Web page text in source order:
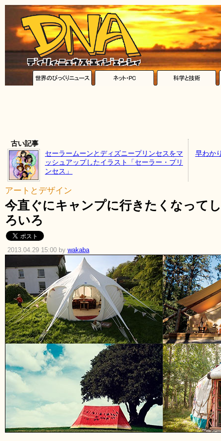
古い記事
セーラームーンとディズニープリンセスをマ
ッシュアップしたイラスト「セーラー・プリ
ンセス」
早わか
アートとデザイン
今直ぐにキャンプに行きたくなって
ろいろ
2013.04.29 15:00 by wakaba